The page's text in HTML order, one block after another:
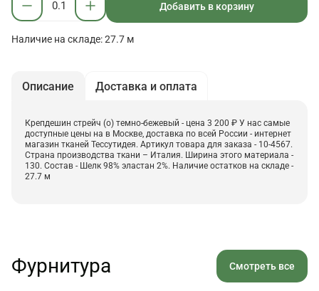
Добавить в корзину
Наличие на складе: 27.7 м
Описание Доставка и оплата
Крепдешин стрейч (о) темно-бежевый - цена 3 200 ₽ У нас самые
доступные цены на в Москве, доставка по всей России - интернет
магазин тканей Тессутидея. Артикул товара для заказа - 10-4567.
Страна производства ткани – Италия. Ширина этого материала -
130. Состав - Шелк 98% эластан 2%. Наличие остатков на складе -
27.7 м
Фурнитура Смотреть все